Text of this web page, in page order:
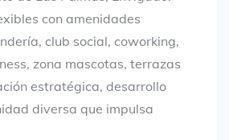
con amenidades
club social, coworking,
zona mascotas, terrazas
estratégica, desarrollo
diversa que impulsa